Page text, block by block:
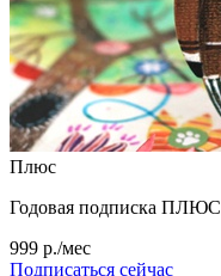
Плюс
Годовая подписка ПЛЮС
999 р./мес
Подписаться сейчас